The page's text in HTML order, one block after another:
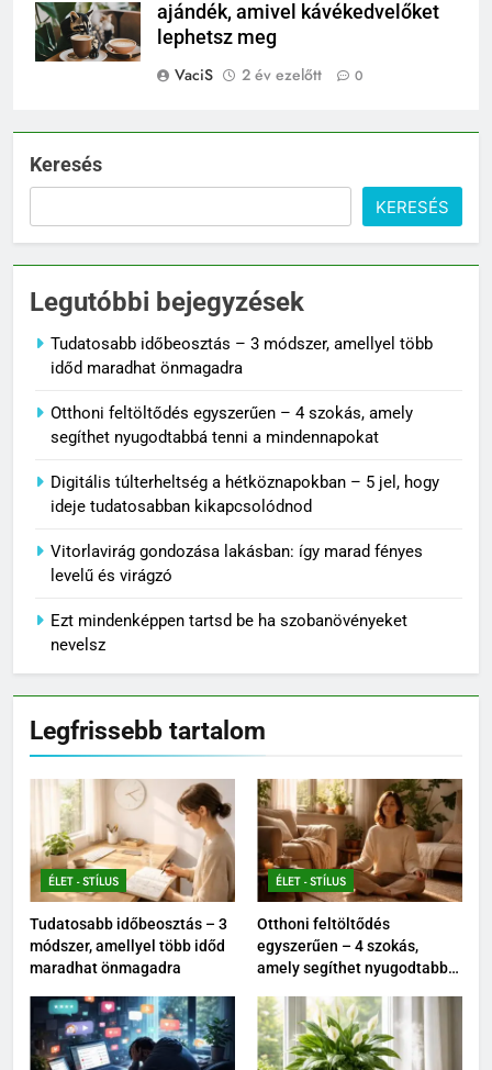
ajándék, amivel kávékedvelőket
lephetsz meg
VaciS
2 év ezelőtt 0
Keresés
KERESÉS
Legutóbbi bejegyzések
Tudatosabb időbeosztás – 3 módszer, amellyel több
időd maradhat önmagadra
Otthoni feltöltődés egyszerűen – 4 szokás, amely
segíthet nyugodtabbá tenni a mindennapokat
Digitális túlterheltség a hétköznapokban – 5 jel, hogy
ideje tudatosabban kikapcsolódnod
Vitorlavirág gondozása lakásban: így marad fényes
levelű és virágzó
Ezt mindenképpen tartsd be ha szobanövényeket
nevelsz
Legfrissebb tartalom
ÉLET - STÍLUS
Tudatosabb időbeosztás – 3
módszer, amellyel több időd
maradhat önmagadra
ÉLET - STÍLUS
Otthoni feltöltődés
egyszerűen – 4 szokás,
amely segíthet nyugodtabbá